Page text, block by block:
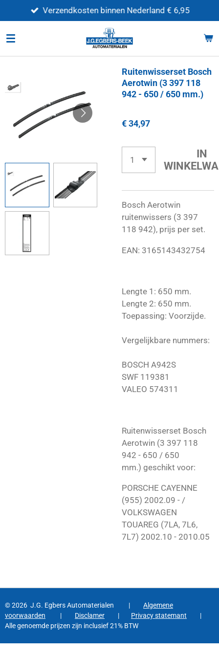
direct
naar
Verzendkosten binnen Nederland € 6,95
Ruitenwisserset Bosch
Aerotwin (3 397 118
942 - 650 / 650 mm.)
€ 34,97
IN
Bosch Aerotwin
ruitenwissers (3 397
118 942), prijs per set.
EAN: 3165143432754
Lengte 1: 650 mm.
Lengte 2: 650 mm.
Toepassing: Voorzijde.
Vergelijkbare nummers:
BOSCH A942S
SWF 119381
VALEO 574311
Ruitenwisserset Bosch
Aerotwin (3 397 118
942 - 650 / 650
mm.) geschikt voor:
PORSCHE CAYENNE
(955) 2002.09 - /
VOLKSWAGEN
TOUAREG (7LA, 7L6,
7L7) 2002.10 - 2010.05
© 2026 J.G. Egbers Automaterialen | Algemene
voorwaarden
| Disclamer | Privacy statemant |
Alle genoemde prijzen zijn inclusief 21% BTW